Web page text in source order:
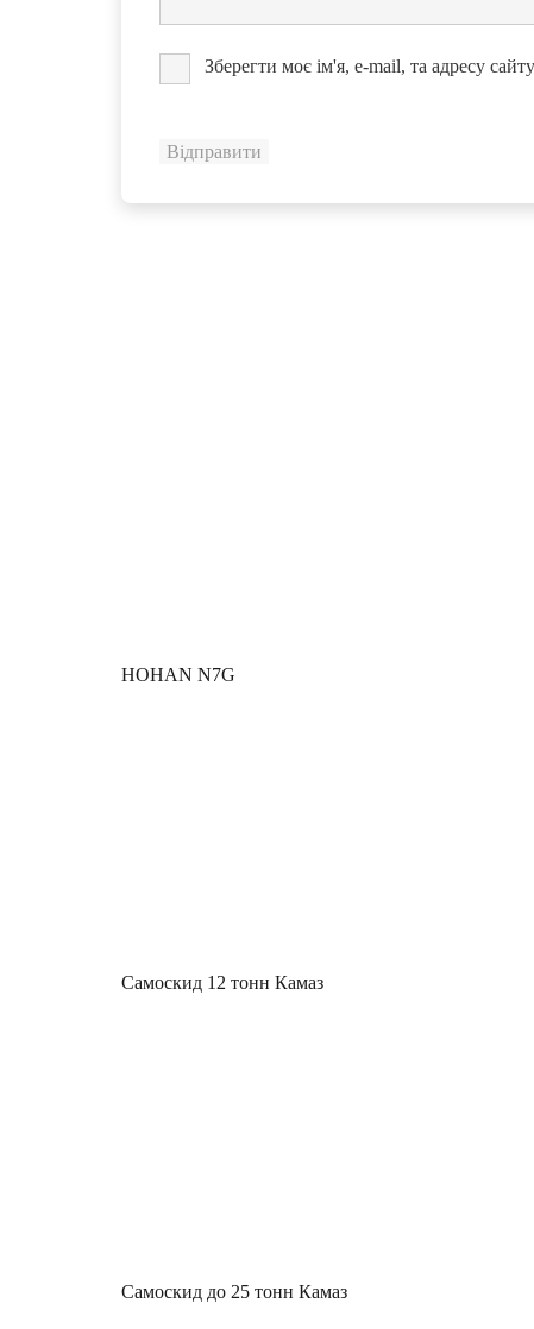
Зберегти моє ім'я, e-mail, та адресу
HOHAN N7G
Самоскид 12 тонн Камаз
Самоскид до 25 тонн Камаз